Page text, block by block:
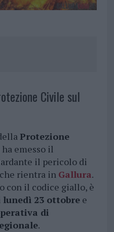
Civile sul
Protezione
ha emesso il
il pericolo di
rientra in Gallura.
con il codice giallo, è
lunedì 23 ottobree
di
.